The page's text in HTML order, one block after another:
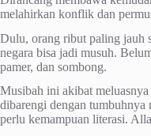
melahirkan konflik dan
Dulu, orang ribut paling jauh
negara bisa jadi musuh.
pamer, dan sombong.
Musibah ini akibat
dibarengi dengan tumbuhnya
perlu kemampuan literasi.